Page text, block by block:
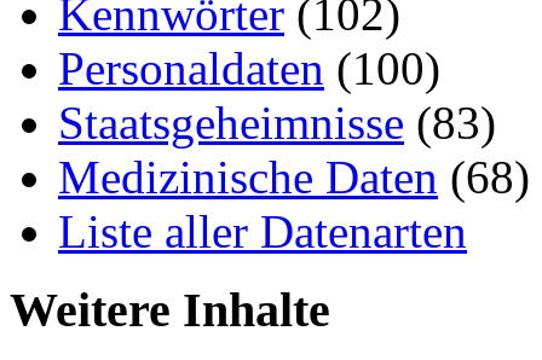
Kennwörter (102)
Personaldaten (100)
Staatsgeheimnisse (83)
Medizinische Daten (68)
Liste aller Datenarten
Weitere Inhalte